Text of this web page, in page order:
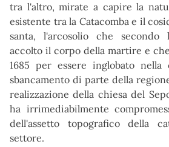
tra l'altro, mirate a capire la
esistente tra la Catacomba e il
santa, l'arcosolio che secondo
accolto il corpo della martire e
1685 per essere inglobato nella
sbancamento di parte della
realizzazione della chiesa del
ha irrimediabilmente
dell'assetto topografico della
settore.